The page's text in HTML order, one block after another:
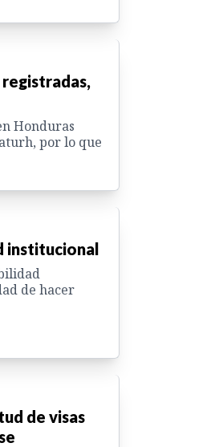
Honduras
por lo que
institucional
de hacer
de visas